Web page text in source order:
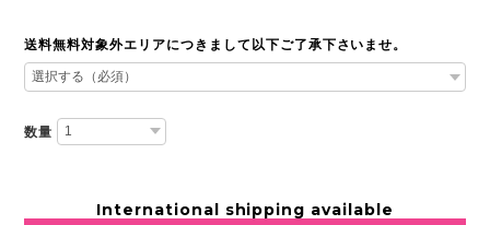
送料無料対象外エリアにつきまして以下ご了承下さいませ。
数量
International shipping available